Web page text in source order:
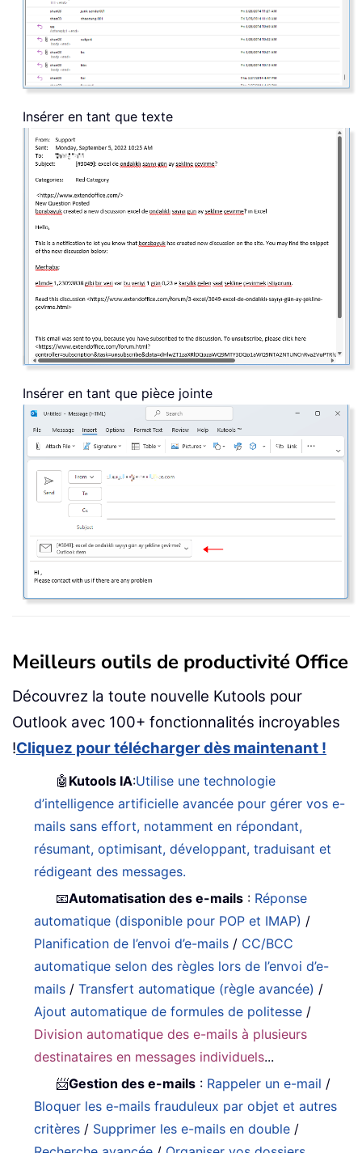
Insérer en tant que texte
Insérer en tant que pièce jointe
Meilleurs outils de productivité Office
Découvrez la toute nouvelle Kutools pour
Outlook avec 100+ fonctionnalités incroyables
!Cliquez pour télécharger dès maintenant !
🤖 Kutools IA:Utilise une technologie
d’intelligence artificielle avancée pour gérer vos e-
mails sans effort, notamment en répondant,
résumant, optimisant, développant, traduisant et
rédigeant des messages.
📧Automatisation des e-mails : Réponse
automatique (disponible pour POP et IMAP) /
Planification de l’envoi d’e-mails / CC/BCC
automatique selon des règles lors de l’envoi d’e-
mails /Transfert automatique (règle avancée) /
Ajout automatique de formules de politesse /
Division automatique des e-mails à plusieurs
destinataires en messages individuels...
📨Gestion des e-mails : Rappeler un e-mail /
Bloquer les e-mails frauduleux par objet et autres
critères / Supprimer les e-mails en double /